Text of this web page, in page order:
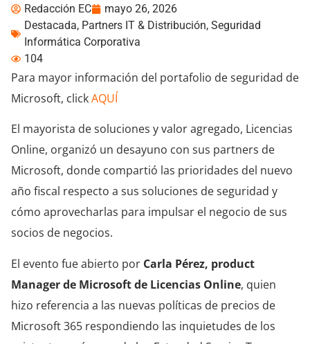
Redacción EC
mayo 26, 2026
Destacada, Partners IT & Distribución, Seguridad
Informática Corporativa
104
Para mayor información del portafolio de seguridad de
Microsoft, clickAQUÍ
El mayorista de soluciones y valor agregado, Licencias
Online, organizó un desayuno con sus partners de
Microsoft, donde compartió las prioridades del nuevo
año fiscal respecto a sus soluciones de seguridad y
cómo aprovecharlas para impulsar el negocio de sus
socios de negocios.
El evento fue abierto por Carla Pérez, product
Manager de Microsoft de Licencias Online, quien
hizo referencia a las nuevas políticas de precios de
Microsoft 365 respondiendo las inquietudes de los